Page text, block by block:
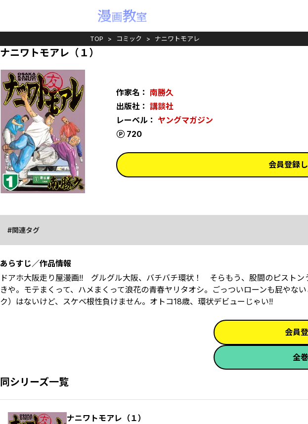
TOP コミック ナニワトモアレ
ナニワトモアレ（１）
作家名： 南勝久
出版社： 講談社
レーベル： ヤングマガジン
720
会員登録
関連タグ
あらすじ／作品情報
ドアホ大阪走り屋漫画!! グルグル大阪、バチバチ環状！ そらもう、股間のピスト
きや。モテまくって、ハメまくって浪花の青春ヤリタオシ。ごっついローンも屁やな
ク）はないけど、スケベ根性負けません。オトコ18歳、環状デビューじゃい!!
会員
全
同シリーズ一覧
ナニワトモアレ（１）